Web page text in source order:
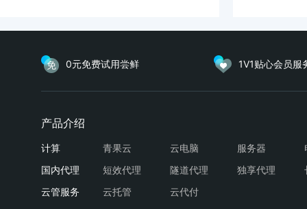
0元免费试用尝鲜 1V1贴心会员服
青果云 云电脑 服务器
短效代理
隧道代理 独享代理
云托管
云代付